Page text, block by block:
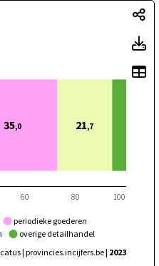
periodieke goederen
overige detailhandel
60 80 100
35,0 21,7
| provincies.incijfers.be| 2023